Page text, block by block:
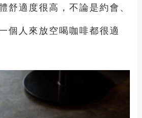
舒適度很高，不論是約會、
個人來放空喝咖啡都很適